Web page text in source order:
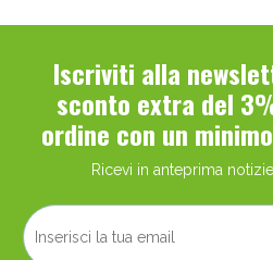
Iscriviti alla
sconto extra del
ordine con un
Ricevi in anteprima